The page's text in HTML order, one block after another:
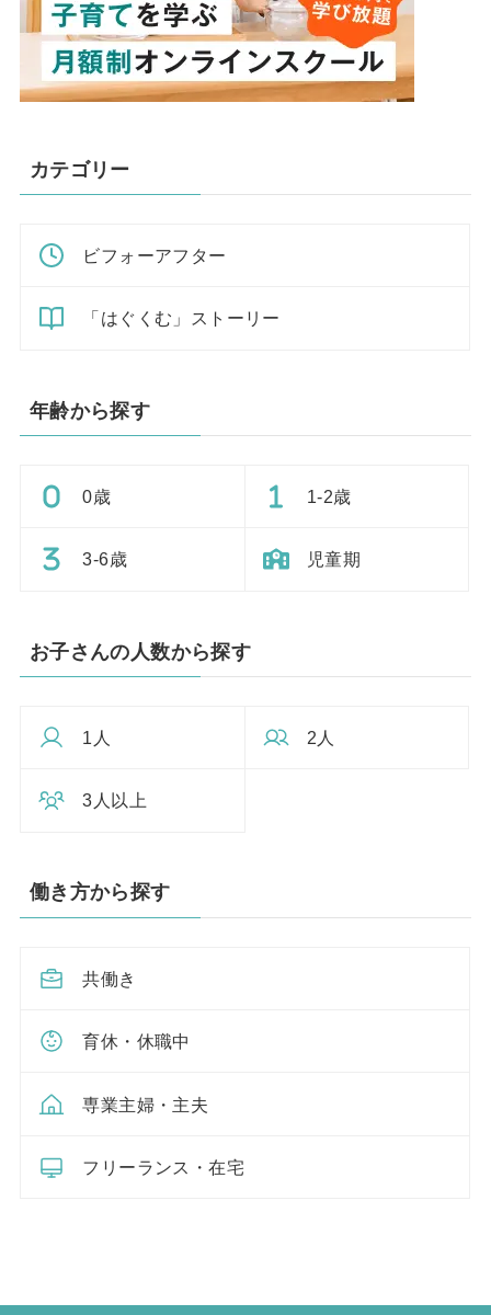
カテゴリー
ビフォーアフター
「はぐくむ」ストーリー
年齢から探す
0歳 1-2歳
3-6歳 児童期
お子さんの人数から探す
1人 2人
3人以上
働き方から探す
共働き
育休・休職中
専業主婦・主夫
フリーランス・在宅